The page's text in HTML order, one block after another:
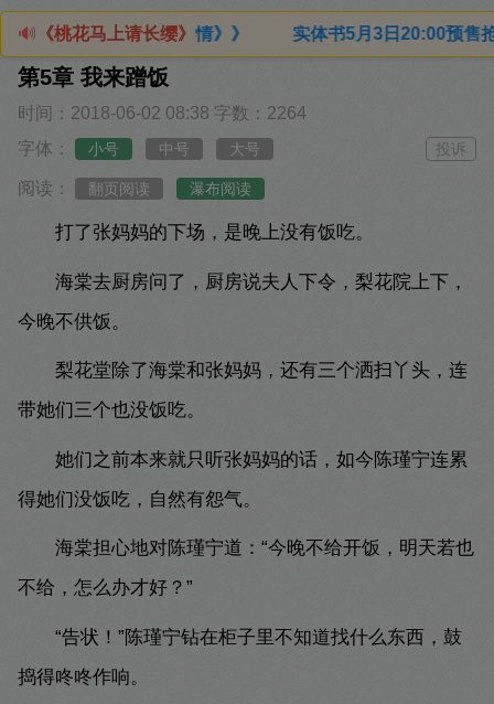
🔊 《桃花马上请长缨》
》 实体书5月3日20:00预售抢购！限量2000特签+印特
第5章 我来蹭饭
时间：2018-06-02 08:38 字数：2264
字体：
小号 中号 大号 投诉
阅读： 翻页阅读 瀑布阅读
打了张妈妈的下场，是晚上没有饭吃。
海棠去厨房问了，厨房说夫人下令，梨花院上下，
今晚不供饭。
梨花堂除了海棠和张妈妈，还有三个洒扫丫头，连
带她们三个也没饭吃。
她们之前本来就只听张妈妈的话，如今陈瑾宁连累
得她们没饭吃，自然有怨气。
海棠担心地对陈瑾宁道：“今晚不给开饭，明天若也
不给，怎么办才好？”
“告状！”陈瑾宁钻在柜子里不知道找什么东西，鼓
捣得咚咚作响。